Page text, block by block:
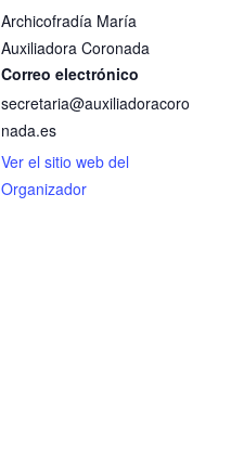
Archicofradía María
Auxiliadora Coronada
Correo electrónico
secretaria@auxiliadoracoro
nada.es
Ver el sitio web del
Organizador